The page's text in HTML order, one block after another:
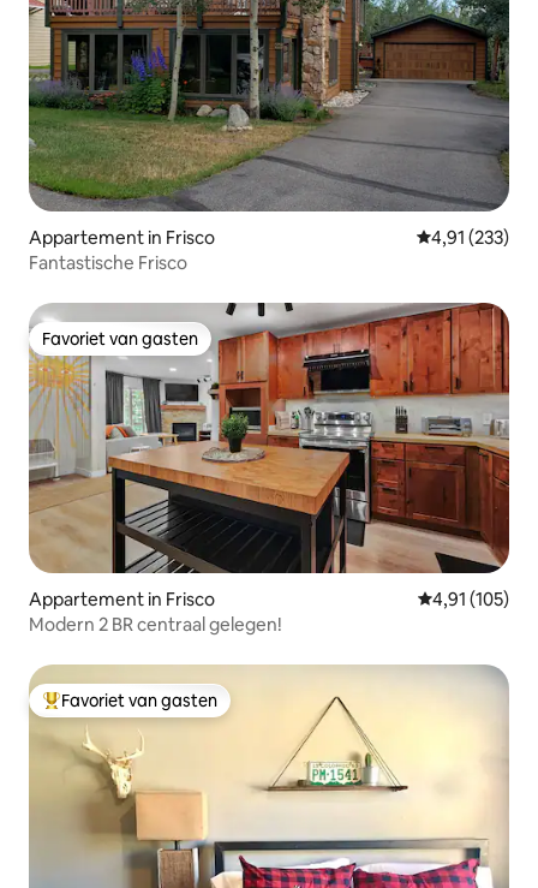
Appartement in Frisco Gemiddelde
4,91 (233)
Fantastische Frisco
Favoriet van gasten
Favoriet van gasten
Appartement in Frisco Gemiddelde
4,91 (105)
Modern 2 BR centraal gelegen!
Topfavoriet van gasten
Favoriet van gasten